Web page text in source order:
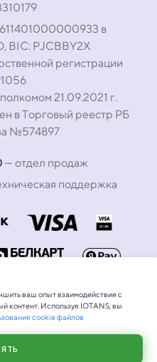
в
BIC: PJCBBY2X
регистрации
21.09.2021 г.
в Торговый реестр РБ
№574897
— отдел продаж
поддержка
ваш опыт взаимодействия с
контент. Используя IOTANS, вы
cookie файлов